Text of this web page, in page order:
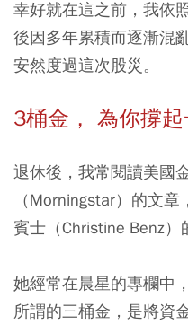
幸好就在這之前，我依
後因多年累積而逐漸混
安然度過這次股災。
3桶金， 為你撐
退休後，我常閱讀美國
（Morningstar）的文
賓士（Christine Benz）
她經常在晨星的專欄中
所謂的三桶金，是將資